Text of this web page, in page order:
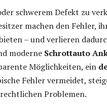
schwerem Defekt zu
machen den Fehler,
– und verlieren
moderne Schrottauto
Möglichkeiten, ein
Fehler vermeidet,
Problemen.